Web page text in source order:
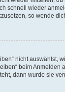
schnell wieder
so wende
nicht
beim
dann wurde sie